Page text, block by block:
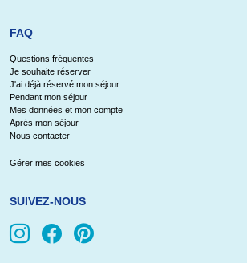
FAQ
Questions fréquentes
Je souhaite réserver
J'ai déjà réservé mon séjour
Pendant mon séjour
Mes données et mon compte
Après mon séjour
Nous contacter
Gérer mes cookies
SUIVEZ-NOUS